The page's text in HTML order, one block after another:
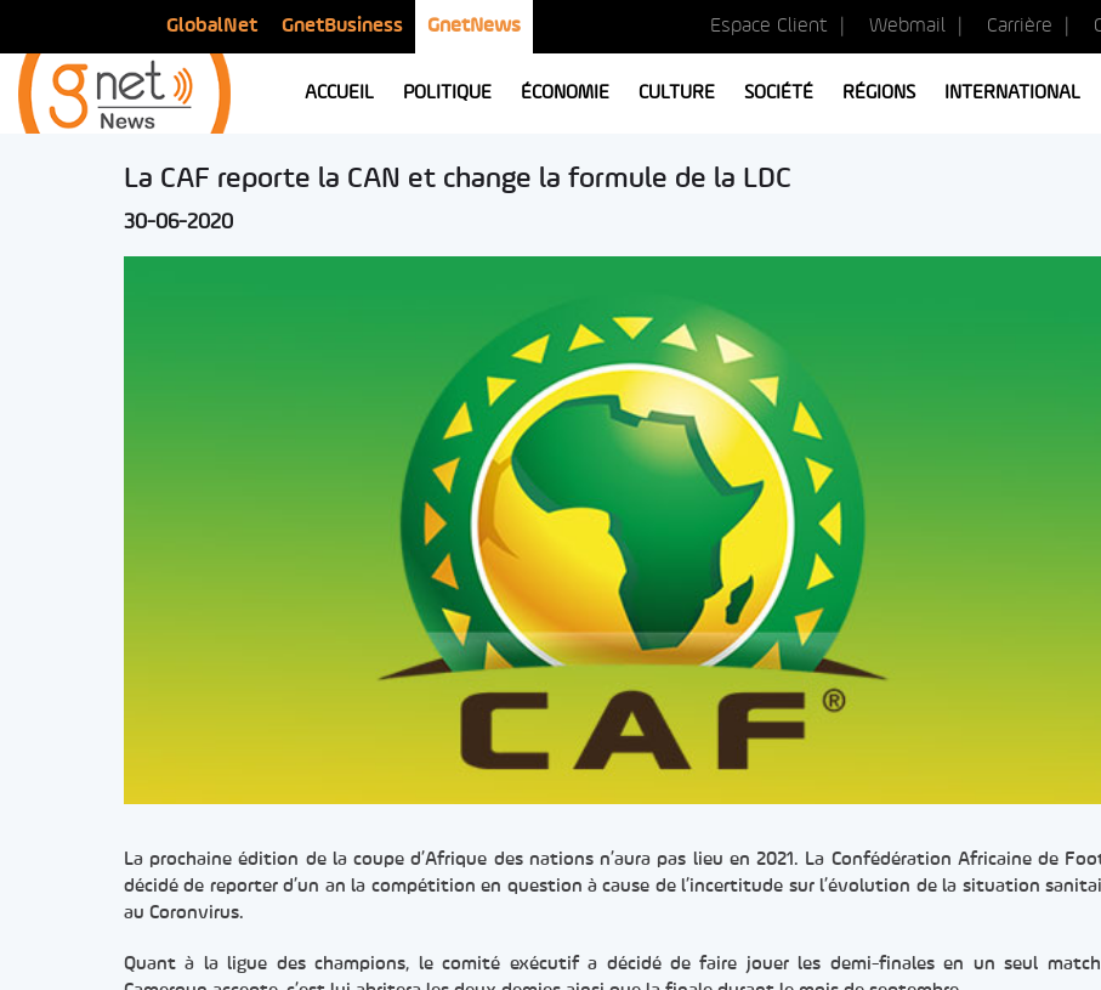
GlobalNet GnetBusiness GnetNews Espace Client Webmail Carrière
ACCUEIL POLITIQUE ÉCONOMIE CULTURE SOCIÉTÉ RÉGIONS INTERNATIONAL
La CAF reporte la CAN et change la formule de la LDC
30-06-2020
La prochaine édition de la coupe d’Afrique des nations n’aura pas lieu en 2021. La Confédération Africaine de
décidé de reporter d’un an la compétition en question à cause de l’incertitude sur l’évolution de la situation
au Coronvirus.
Quant à la ligue des champions, le comité exécutif a décidé de faire jouer les demi-finales en un seul